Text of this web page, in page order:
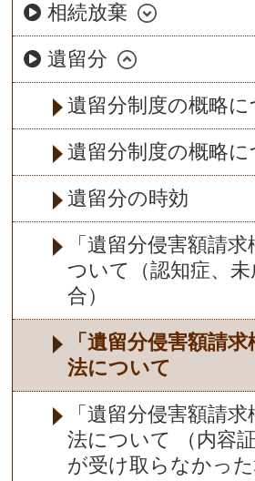
相続放棄
遺留分
遺留分制度の概略
遺留分制度の概略
遺留分の時効
「遺留分侵害額請
ついて（認知症、
合）
「遺留分侵害額請
法について
「遺留分侵害額請
法について （内容
が受け取らなかった